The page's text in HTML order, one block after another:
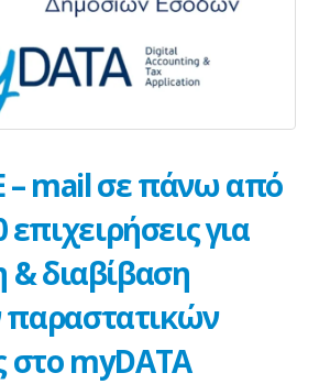
– mail σε πάνω από
επιχειρήσεις για
& διαβίβαση
στο myDATA